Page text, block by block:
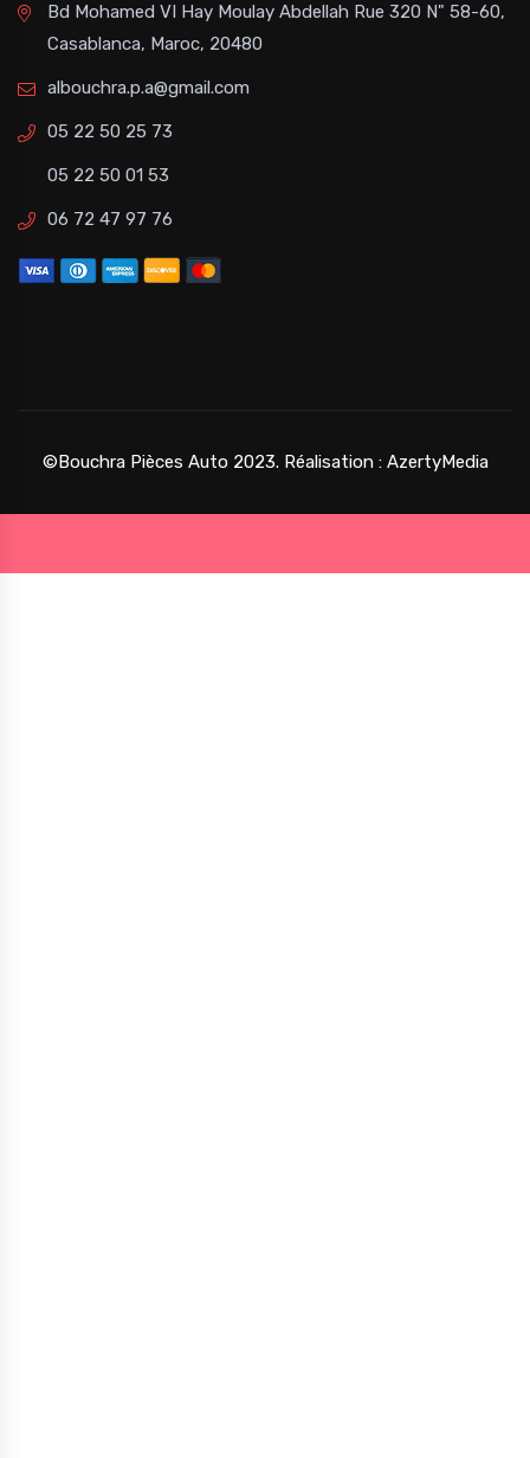
Bd Mohamed VI Hay Moulay Abdellah Rue 320 N" 58-60,
Casablanca, Maroc, 20480
albouchra.p.a@gmail.com
05 22 50 25 73
05 22 50 01 53
06 72 47 97 76
©Bouchra Pièces Auto 2023. Réalisation : AzertyMedia